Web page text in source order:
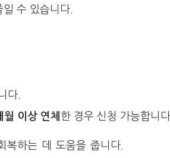
수 있습니다.
다.
월 이상 연체 한 경우 신청 가능합니다.
복하는 데 도움을 줍니다.